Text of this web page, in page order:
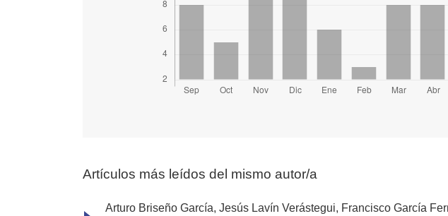
Artículos más leídos del mismo autor/a
Arturo Briseño García, Jesús Lavín Verástegui, Francisco García